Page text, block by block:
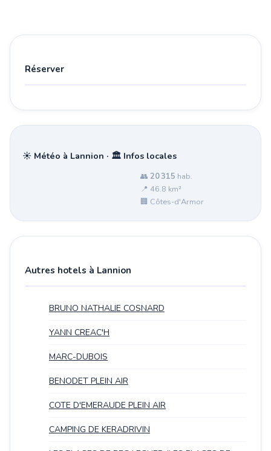
Réserver
☀️ Météo à Lannion · 🏛️ Infos locales
👥 20 315 hab.
📍 46.8 km²
🏢 Côtes-d'Armor
Autres hotels à Lannion
BRUNO NATHALIE COSNARD
YANN CREAC'H
MARC-DUBOIS
BENODET PLEIN AIR
COTE D'EMERAUDE PLEIN AIR
CAMPING DE KERADRIVIN